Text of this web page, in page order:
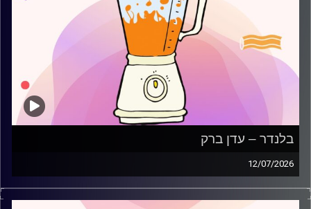
בלנדר – עדן ברק
12/07/2026
מוזיקה קצבית חדשה עם עדן ברק